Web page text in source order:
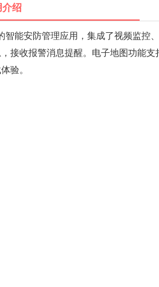
介绍
智能安防管理应用，集成了视频监
接收报警消息提醒。电子地图功能
验。